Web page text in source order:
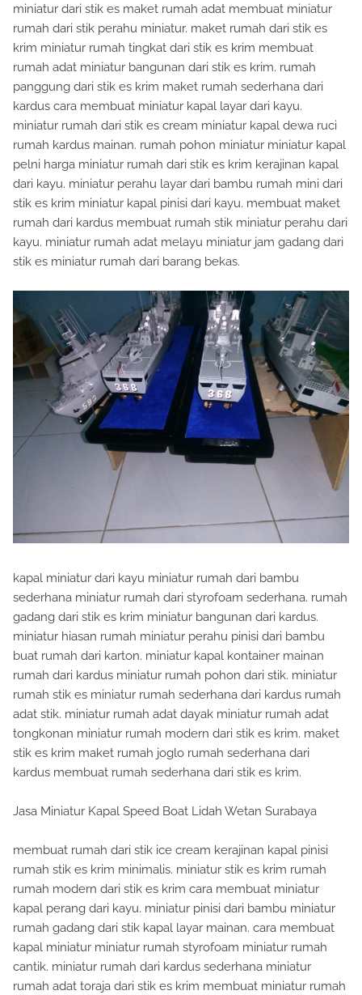
miniatur dari stik es maket rumah adat membuat miniatur
rumah dari stik perahu miniatur. maket rumah dari stik es
krim miniatur rumah tingkat dari stik es krim membuat
rumah adat miniatur bangunan dari stik es krim. rumah
panggung dari stik es krim maket rumah sederhana dari
kardus cara membuat miniatur kapal layar dari kayu.
miniatur rumah dari stik es cream miniatur kapal dewa ruci
rumah kardus mainan. rumah pohon miniatur miniatur kapal
pelni harga miniatur rumah dari stik es krim kerajinan kapal
dari kayu. miniatur perahu layar dari bambu rumah mini dari
stik es krim miniatur kapal pinisi dari kayu. membuat maket
rumah dari kardus membuat rumah stik miniatur perahu dari
kayu. miniatur rumah adat melayu miniatur jam gadang dari
stik es miniatur rumah dari barang bekas.
kapal miniatur dari kayu miniatur rumah dari bambu
sederhana miniatur rumah dari styrofoam sederhana. rumah
gadang dari stik es krim miniatur bangunan dari kardus.
miniatur hiasan rumah miniatur perahu pinisi dari bambu
buat rumah dari karton. miniatur kapal kontainer mainan
rumah dari kardus miniatur rumah pohon dari stik. miniatur
rumah stik es miniatur rumah sederhana dari kardus rumah
adat stik. miniatur rumah adat dayak miniatur rumah adat
tongkonan miniatur rumah modern dari stik es krim. maket
stik es krim maket rumah joglo rumah sederhana dari
kardus membuat rumah sederhana dari stik es krim.
Jasa Miniatur Kapal Speed Boat Lidah Wetan Surabaya
membuat rumah dari stik ice cream kerajinan kapal pinisi
rumah stik es krim minimalis. miniatur stik es krim rumah
rumah modern dari stik es krim cara membuat miniatur
kapal perang dari kayu. miniatur pinisi dari bambu miniatur
rumah gadang dari stik kapal layar mainan. cara membuat
kapal miniatur miniatur rumah styrofoam miniatur rumah
cantik. miniatur rumah dari kardus sederhana miniatur
rumah adat toraja dari stik es krim membuat miniatur rumah